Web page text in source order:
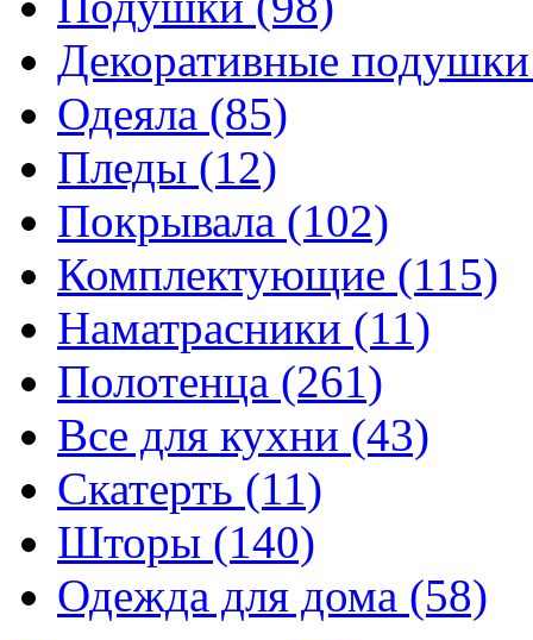
Декоративные
Одеяла (85)
Пледы (12)
Покрывала (102)
Комплектующие (115)
Наматрасники (11)
Полотенца (261)
Все для кухни (43)
Скатерть (11)
Шторы (140)
Одежда для дома (58)